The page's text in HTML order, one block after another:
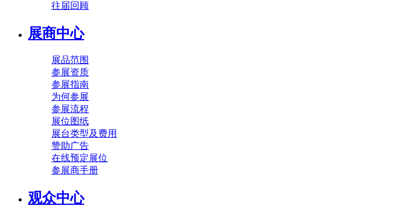
往届回顾
展商中心
展品范围
参展资质
参展指南
为何参展
参展流程
展位图纸
展台类型及费用
赞助广告
在线预定展位
参展商手册
观众中心